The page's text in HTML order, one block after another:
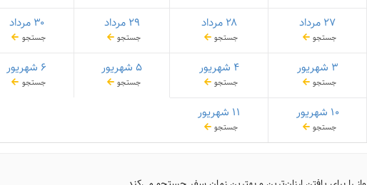
۲۷ مرداد
جستجو
۲۸ مرداد
جستجو
۲۹ مرداد
جستجو
۳۰ مرداد
جستجو
۳ شهریور
جستجو
۴ شهریور
جستجو
۵ شهریور
جستجو
۶ شهریور
جستجو
۱۰ شهریور
جستجو
۱۱ شهریور
جستجو